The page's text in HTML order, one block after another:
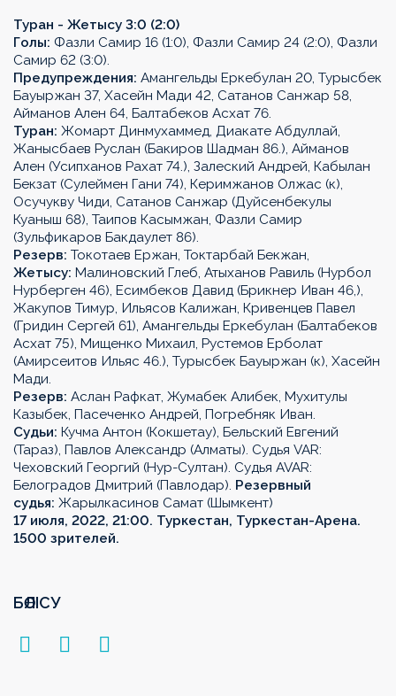
Туран - Жетысу 3:0 (2:0)
Голы: Фазли Самир 16 (1:0), Фазли Самир 24 (2:0), Фазли
Самир 62 (3:0).
Предупреждения: Амангельды Еркебулан 20, Турысбек
Бауыржан 37, Хасейн Мади 42, Сатанов Санжар 58,
Айманов Ален 64, Балтабеков Асхат 76.
Туран: Жомарт Динмухаммед, Диакате Абдуллай,
Жанысбаев Руслан (Бакиров Шадман 86.), Айманов
Ален (Усипханов Рахат 74.), Залеский Андрей, Кабылан
Бекзат (Сулеймен Гани 74), Керимжанов Олжас (к),
Осучукву Чиди, Сатанов Санжар (Дуйсенбекулы
Куаныш 68), Таипов Касымжан, Фазли Самир
(Зульфикаров Бакдаулет 86).
Резерв: Токотаев Ержан, Токтарбай Бекжан,
Жетысу: Малиновский Глеб, Атыханов Равиль (Нурбол
Нурберген 46), Есимбеков Давид (Брикнер Иван 46,),
Жакупов Тимур, Ильясов Калижан, Кривенцев Павел
(Гридин Сергей 61), Амангельды Еркебулан (Балтабеков
Асхат 75), Мищенко Михаил, Рустемов Ерболат
(Амирсеитов Ильяс 46.), Турысбек Бауыржан (к), Хасейн
Мади.
Резерв: Аслан Рафкат, Жумабек Алибек, Мухитулы
Казыбек, Пасеченко Андрей, Погребняк Иван.
Судьи: Кучма Антон (Кокшетау), Бельский Евгений
(Тараз), Павлов Александр (Алматы). Судья VAR:
Чеховский Георгий (Нур-Султан). Судья AVAR:
Белоградов Дмитрий (Павлодар). Резервный
судья: Жарылкасинов Самат (Шымкент)
17 июля, 2022, 21:00. Туркестан, Туркестан-Арена.
1500 зрителей.
БӨЛІСУ